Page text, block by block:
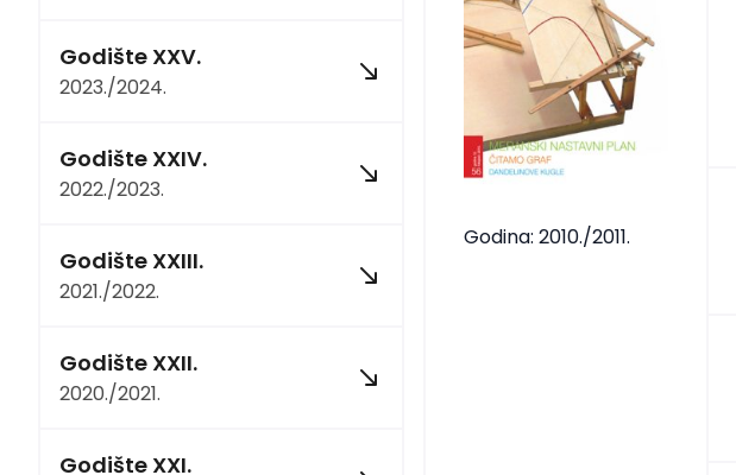
Godište XXV.
2023./2024.
Godište XXIV.
2022./2023.
Godište XXIII.
2021./2022.
Godište XXII.
2020./2021.
Godište XXI.
Godina: 2010./2011.